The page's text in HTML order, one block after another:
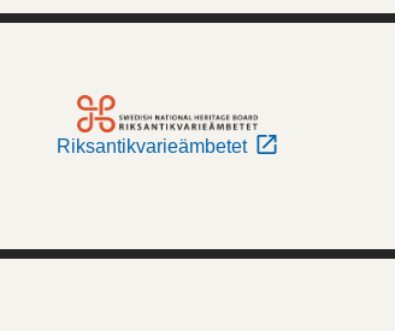
Riksantikvarieämbetet